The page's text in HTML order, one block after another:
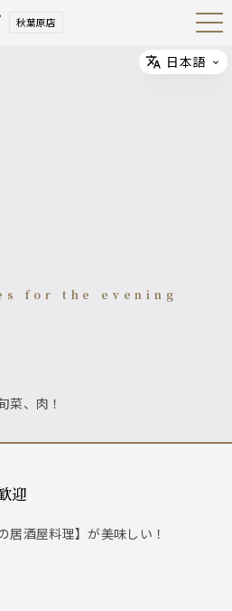
秋葉原店 Open
Navig
for the evening
菜、肉！
迎
居酒屋料理】が美味しい！
Select
日本語